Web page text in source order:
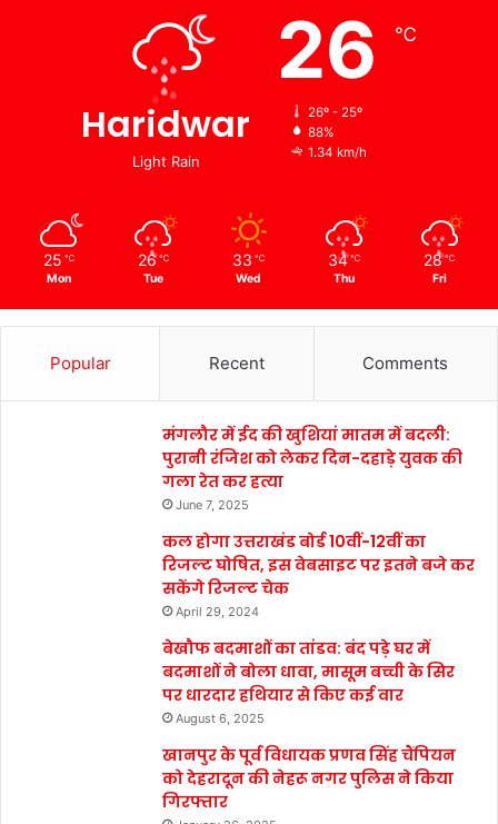
Haridwar
Light Rain
26 ℃
26º - 25º
88%
1.34 km/h
25 ℃
Mon
26 ℃
Tue
33 ℃
Wed
34 ℃
Thu
28 ℃
Fri
Popular Recent Comments
मंगलौर में ईद की खुशियां मातम में बदली:
पुरानी रंजिश को लेकर दिन-दहाड़े युवक की
गला रेत कर हत्या
June 7, 2025
कल होगा उत्तराखंड बोर्ड 10वीं-12वीं का
रिजल्ट घोषित, इस वेबसाइट पर इतने बजे कर
सकेंगे रिजल्ट चेक
April 29, 2024
बेखौफ बदमाशों का तांडव: बंद पड़े घर में
बदमाशों ने बोला धावा, मासूम बच्ची के सिर
पर धारदार हथियार से किए कई वार
August 6, 2025
खानपुर के पूर्व विधायक प्रणव सिंह चैंपियन
को देहरादून की नेहरू नगर पुलिस ने किया
गिरफ्तार